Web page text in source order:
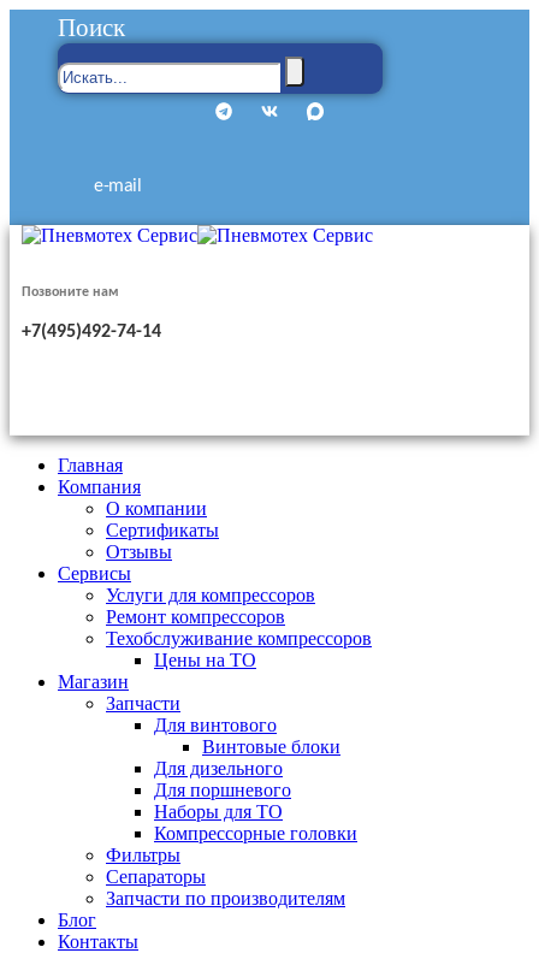
Поиск
e-mail
Позвоните нам
+7(495)492-74-14
Главная
Компания
О компании
Сертификаты
Отзывы
Сервисы
Услуги для компрессоров
Ремонт компрессоров
Техобслуживание компрессоров
Цены на ТО
Магазин
Запчасти
Для винтового
Винтовые блоки
Для дизельного
Для поршневого
Наборы для ТО
Компрессорные головки
Фильтры
Сепараторы
Запчасти по производителям
Блог
Контакты